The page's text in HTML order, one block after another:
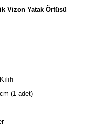
Vizon Yatak Örtüsü
(1 adet)